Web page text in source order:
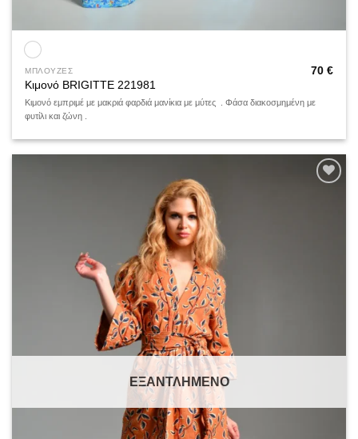
ΜΠΛΟΥΖΕΣ
Κιμονό BRIGITTE 221981
70 €
Κιμονό εμπριμέ με μακριά φαρδιά μανίκια με μύτες . Φάσα διακοσμημένη με
φυτίλι και ζώνη .
ΕΞΑΝΤΛΗΜΈΝΟ